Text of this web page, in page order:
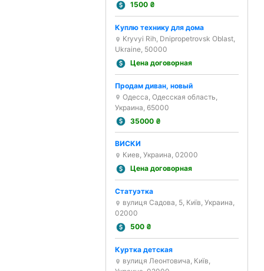
1500 ₴
Куплю технику для дома
Kryvyi Rih, Dnipropetrovsk Oblast,
Ukraine, 50000
Цена договорная
Продам диван, новый
Одесса, Одесская область,
Украина, 65000
35000 ₴
ВИСКИ
Киев, Украина, 02000
Цена договорная
Статуэтка
вулиця Садова, 5, Київ, Украина,
02000
500 ₴
Куртка детская
вулиця Леонтовича, Київ,